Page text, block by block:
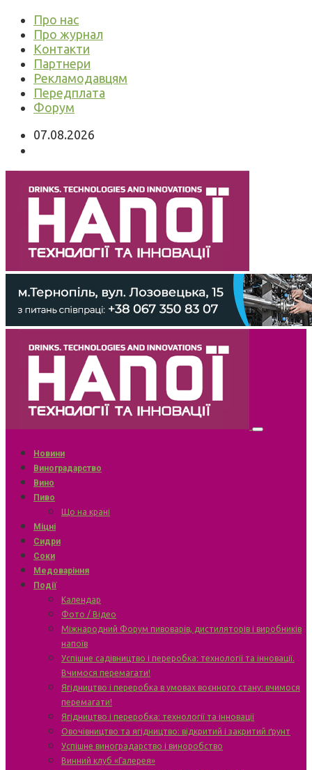
Про нас
Про журнал
Контакти
Партнери
Рекламодавцям
Передплата
Форум
07.08.2026
Новини
Виноградарство
Вино
Пиво
Що на крані
Міцні
Сидри
Соки
Медоваріння
Події
Календар
Фото / Відео
Міжнародний Форум пивоварів, дистиляторів і виробників
напоїв
Успішне садівництво і переробка: технології та інновації.
Вчимося перемагати!
Ягідництво і переробка в умовах воєнного стану: вчимося
перемагати!
Ягідництво і переробка: технології та інновації
Овочівництво та ягідництво: відкритий і закритий ґрунт
Успішне виноградарство і виноробство
Винний клуб «Галерея»